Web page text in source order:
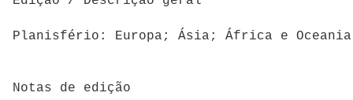
Planisfério: Europa; Ásia; África e
Notas de edição